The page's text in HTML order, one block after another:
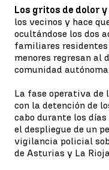
Los gritos de dolor
los vecinos y hace
ocultándose los dos
familiares residentes
menores regresan al
comunidad
La fase operativa de
con la detención de
cabo durante los
el despliegue de un
vigilancia policial
de Asturias y La